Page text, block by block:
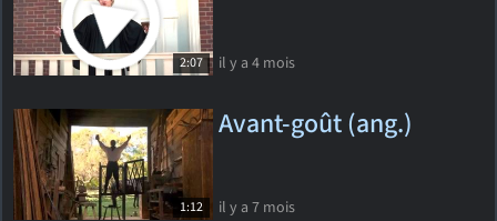
2:07 il y a 4 mois
1:12
Avant-goût (ang.)
il y a 7 mois